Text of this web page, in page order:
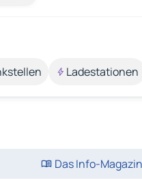
Ladestationen
Das Info-